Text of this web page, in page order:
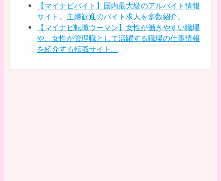
【マイナビバイト】国内最大級のアルバイト情報
サイト。主婦歓迎のバイト求人を多数紹介。
【マイナビ転職ウーマン】女性が働きやすい職場
や、女性が管理職として活躍する職場の仕事情報
を紹介する転職サイト。